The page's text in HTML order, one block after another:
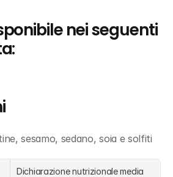
nei seguenti
sesamo, sedano, soia e solfiti
Dichiarazione nutrizionale media